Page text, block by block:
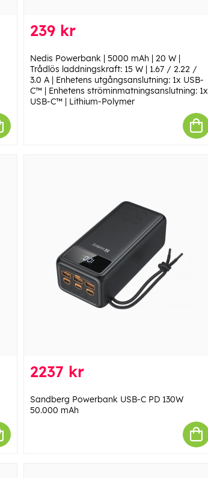
239 kr
Nedis Powerbank | 5000 mAh | 20 W |
Trådlös laddningskraft: 15 W | 1.67 / 2.22 /
3.0 A | Enhetens utgångsanslutning: 1x USB-
C™ | Enhetens ströminmatningsanslutning: 1x
USB-C™ | Lithium-Polymer
2237 kr
Sandberg Powerbank USB-C PD 130W
50.000 mAh